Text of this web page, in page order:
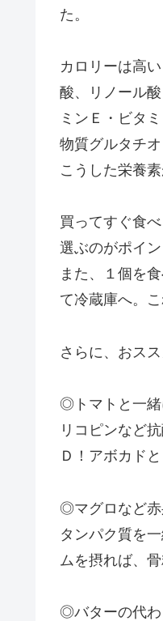
た。
カロリーは高
酸、リノール
ミンＥ・ビタ
物質グルタチオ
こうした栄養
買ってすぐ食
選ぶのがポイ
また、１個を
て冷蔵庫へ。
さらに、おス
◎トマトと一緒
リコピンなど
Ｄ！アボカド
◎マグロなど赤
タンパク質を
ムを摂れば、
◎バターの代わ